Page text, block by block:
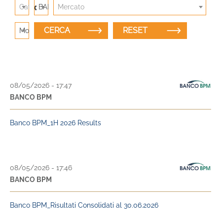
Category
× BANCO BPM
Mercato
Modalità di ricerca: Titolo
08/05/2026 - 17:47
BANCO BPM
Banco BPM_1H 2026 Results
08/05/2026 - 17:46
BANCO BPM
Banco BPM_Risultati Consolidati al 30.06.2026